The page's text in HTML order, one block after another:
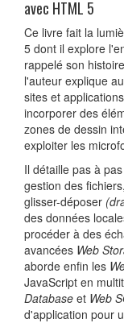
avec HTML 5
Ce livre fait la
5 dont il explore
rappelé son
l'auteur explique
sites et
incorporer des
zones de dessin
exploiter les
Il détaille pas à
gestion des
glisser-déposer
des données
procéder à des
avancées Web
aborde enfin les
JavaScript en
Database et Web
d'application pour